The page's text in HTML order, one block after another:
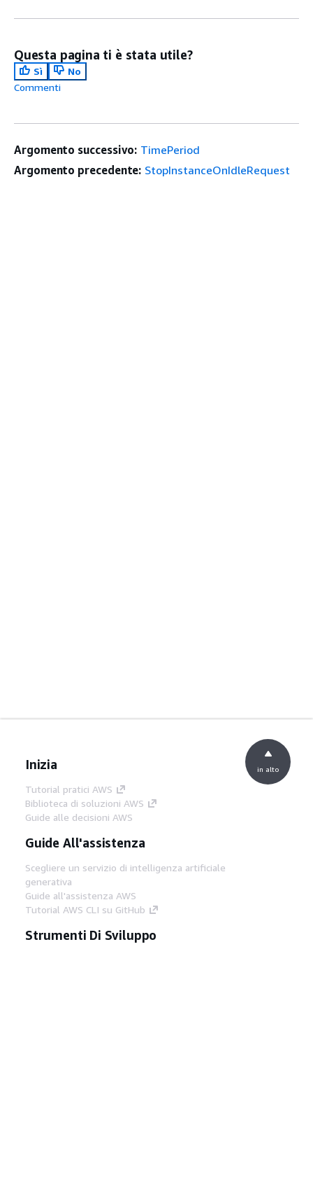
Questa pagina ti è stata utile?
Sì
No
Commenti
Argomento successivo: TimePeriod
Argomento precedente: StopInstanceOnIdleRequest
Inizia
Tutorial pratici AWS
Biblioteca di soluzioni AWS
Guide alle decisioni AWS
Guide All'assistenza
Scegliere un servizio di intelligenza artificiale
generativa
Guide all'assistenza AWS
Tutorial AWS CLI su GitHub
Strumenti Di Sviluppo
in alto